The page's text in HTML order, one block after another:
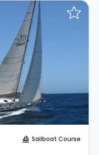
sailing Sailboat Course